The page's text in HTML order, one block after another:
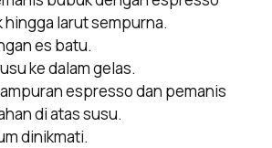
hingga larut sempurna.
es batu.
ke dalam gelas.
espresso dan pemanis
di atas susu.
dinikmati.